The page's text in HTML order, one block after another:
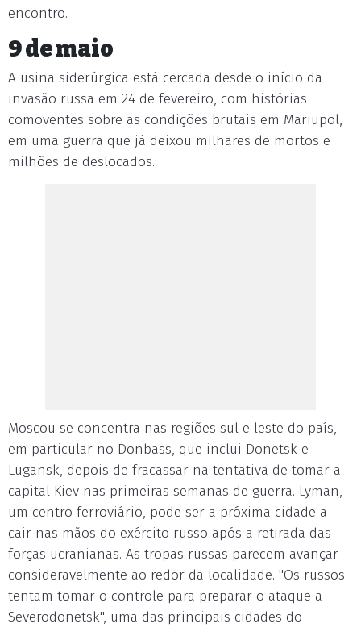
encontro.
9 de maio
A usina siderúrgica está cercada desde o início da
invasão russa em 24 de fevereiro, com histórias
comoventes sobre as condições brutais em Mariupol,
em uma guerra que já deixou milhares de mortos e
milhões de deslocados.
Moscou se concentra nas regiões sul e leste do país,
em particular no Donbass, que inclui Donetsk e
Lugansk, depois de fracassar na tentativa de tomar a
capital Kiev nas primeiras semanas de guerra. Lyman,
um centro ferroviário, pode ser a próxima cidade a
cair nas mãos do exército russo após a retirada das
forças ucranianas. As tropas russas parecem avançar
consideravelmente ao redor da localidade. "Os russos
tentam tomar o controle para preparar o ataque a
Severodonetsk", uma das principais cidades do